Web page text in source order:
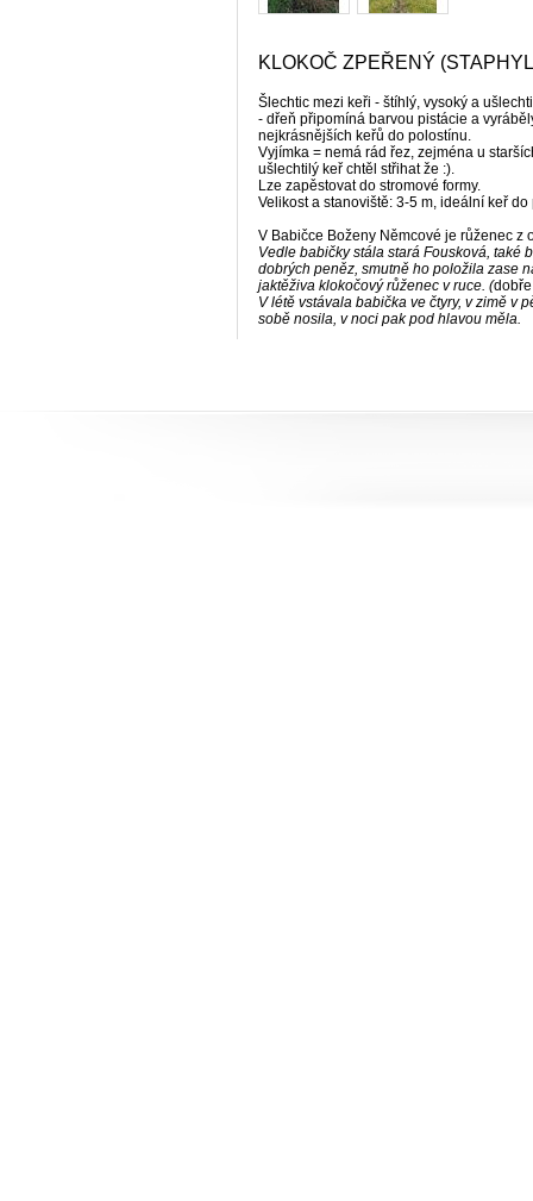
KLOKOČ ZPEŘENÝ
Šlechtic mezi keři - štíhlý, vysoký a
- dřeň připomíná barvou pistácie a
nejkrásnějších keřů do polostínu.
Vyjímka = nemá rád řez, zejména u
ušlechtilý keř chtěl střihat že :).
Lze zapěstovat do stromové formy.
Velikost a stanoviště: 3-5 m, ideální keř
V Babičce Boženy Němcové je růženec z
Vedle babičky stála stará Fousková, také
dobrých peněz, smutně ho položila zase
jaktěživa klokočový růženec v ruce. (
V létě vstávala babička ve čtyry, v zimě v
sobě nosila, v noci pak pod hlavou měla.